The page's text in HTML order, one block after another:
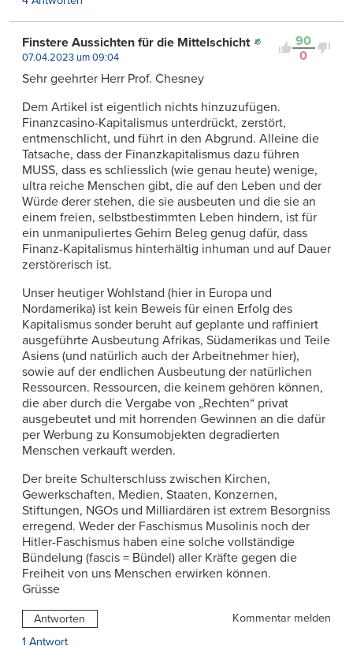
90
0
Finstere Aussichten für die Mittelschicht
07.04.2023 um 09:04
Sehr geehrter Herr Prof. Chesney
Dem Artikel ist eigentlich nichts hinzuzufügen.
Finanzcasino-Kapitalismus unterdrückt, zerstört,
entmenschlicht, und führt in den Abgrund. Alleine die
Tatsache, dass der Finanzkapitalismus dazu führen
MUSS, dass es schliesslich (wie genau heute) wenige,
ultra reiche Menschen gibt, die auf den Leben und der
Würde derer stehen, die sie ausbeuten und die sie an
einem freien, selbstbestimmten Leben hindern, ist für
ein unmanipuliertes Gehirn Beleg genug dafür, dass
Finanz-Kapitalismus hinterhältig inhuman und auf Dauer
zerstörerisch ist.
Unser heutiger Wohlstand (hier in Europa und
Nordamerika) ist kein Beweis für einen Erfolg des
Kapitalismus sonder beruht auf geplante und raffiniert
ausgeführte Ausbeutung Afrikas, Südamerikas und Teile
Asiens (und natürlich auch der Arbeitnehmer hier),
sowie auf der endlichen Ausbeutung der natürlichen
Ressourcen. Ressourcen, die keinem gehören können,
die aber durch die Vergabe von „Rechten“ privat
ausgebeutet und mit horrenden Gewinnen an die dafür
per Werbung zu Konsumobjekten degradierten
Menschen verkauft werden.
Der breite Schulterschluss zwischen Kirchen,
Gewerkschaften, Medien, Staaten, Konzernen,
Stiftungen, NGOs und Milliardären ist extrem Besorgniss
erregend. Weder der Faschismus Musolinis noch der
Hitler-Faschismus haben eine solche vollständige
Bündelung (fascis = Bündel) aller Kräfte gegen die
Freiheit von uns Menschen erwirken können.
Grüsse
Antworten
Kommentar melden
1 Antwort